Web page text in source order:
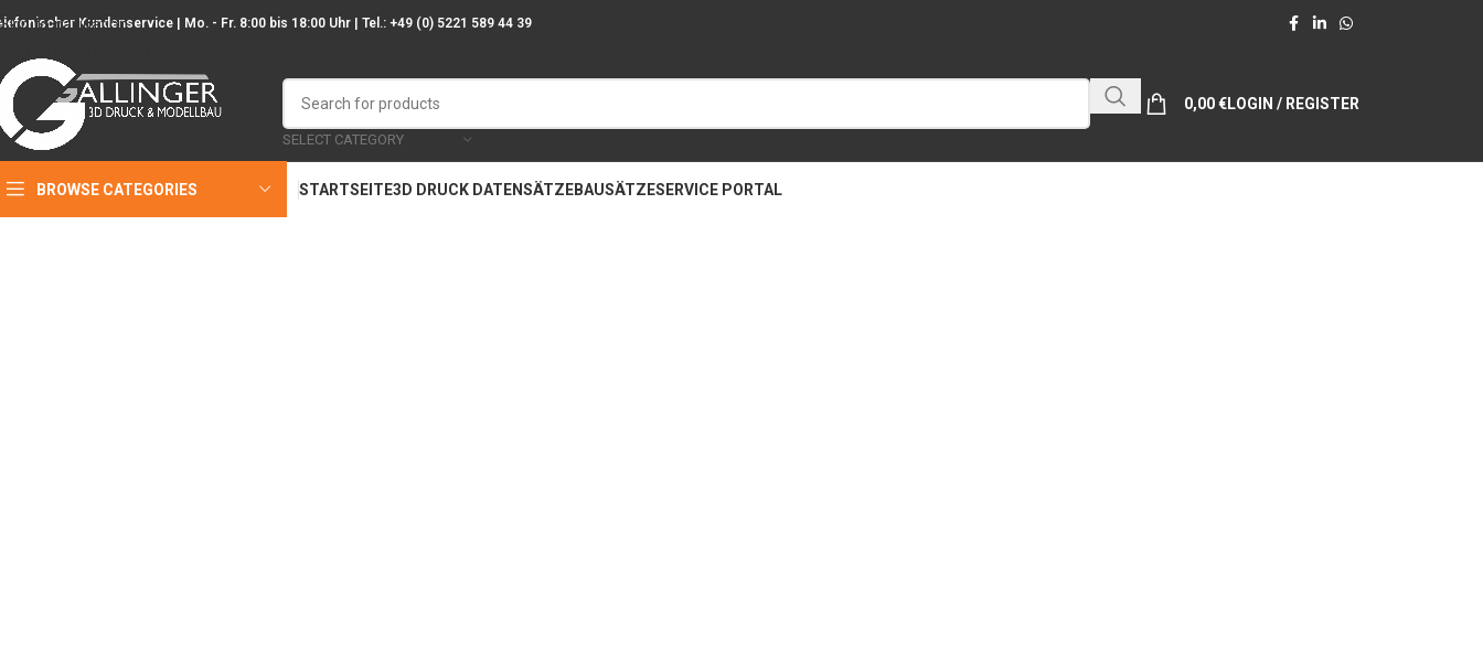
Skip to navigationKundenservice | Mo. - Fr. 8:00 bis 18:00 Uhr | Tel.: +49 (0) 5221 589 44 39
SELECT CATEGORY
0,00€LOGIN / REGISTER
BROWSE CATEGORIES STARTSEITE3D DRUCK DATENSÄTZEBAUSÄTZESERVICE PORTAL